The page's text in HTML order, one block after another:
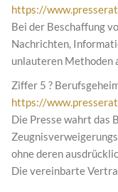
https://
Bei der Beschaffung
Nachrichten,
unlauteren Methoden
Ziffer 5 ?
https://
Die Presse wahrt das
ohne deren
Die vereinbarte